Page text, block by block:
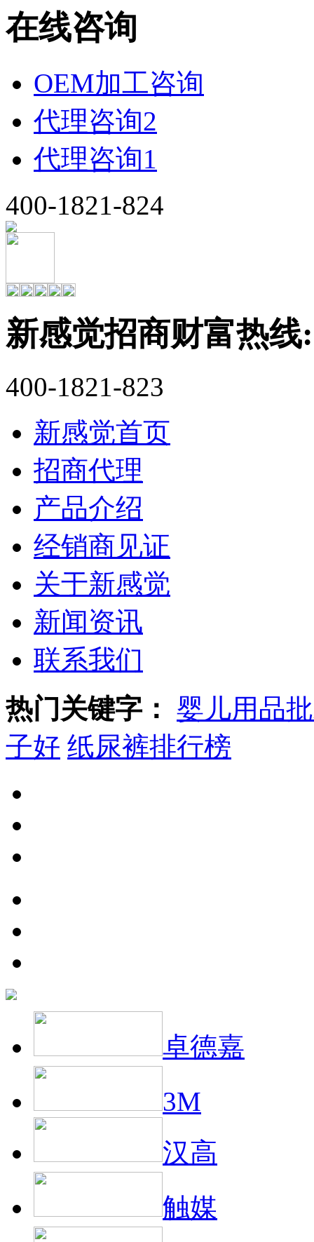
在线咨询
OEM加工咨询
代理咨询2
代理咨询1
400-1821-824
新感觉招商财富热线:
400-1821-823
新感觉首页
招商代理
产品介绍
经销商见证
关于新感觉
新闻资讯
联系我们
热门关键字： 婴儿用品
子好 纸尿裤排行榜
卓德嘉
3M
汉高
触媒